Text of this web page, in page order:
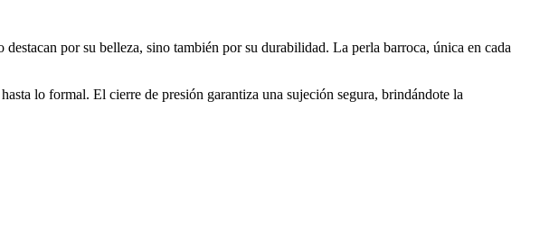
por su belleza, sino también por su durabilidad. La perla barroca, única en cada
lo formal. El cierre de presión garantiza una sujeción segura, brindándote la